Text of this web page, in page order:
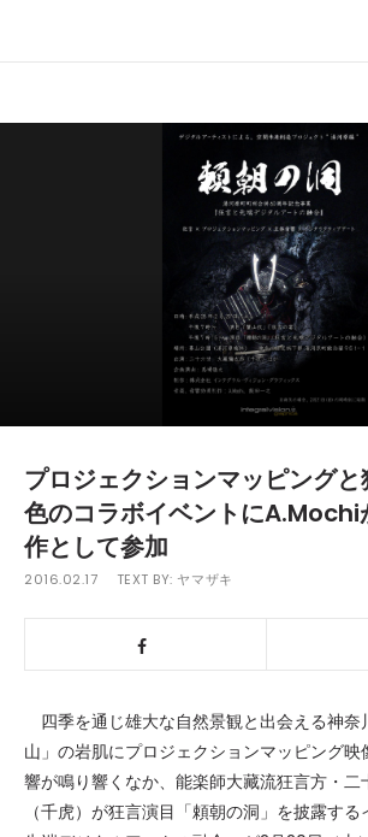
プロジェクションマッピング
色のコラボイベントにA.Mochi
作として参加
2016.02.17 TEXT BY: ヤマザキ
四季を通じ雄大な自然景観と出会える神奈
山」の岩肌にプロジェクションマッピング
響が鳴り響くなか、能楽師大藏流狂言方・二
（千虎）が狂言演目「頼朝の洞」を披露す